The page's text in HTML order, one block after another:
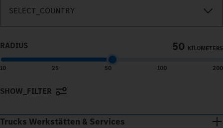
SELECT_COUNTRY
RADIUS 50 KILOMETERS
10 25 50 100 200
SHOW_FILTER
Trucks Werkstätten & Services